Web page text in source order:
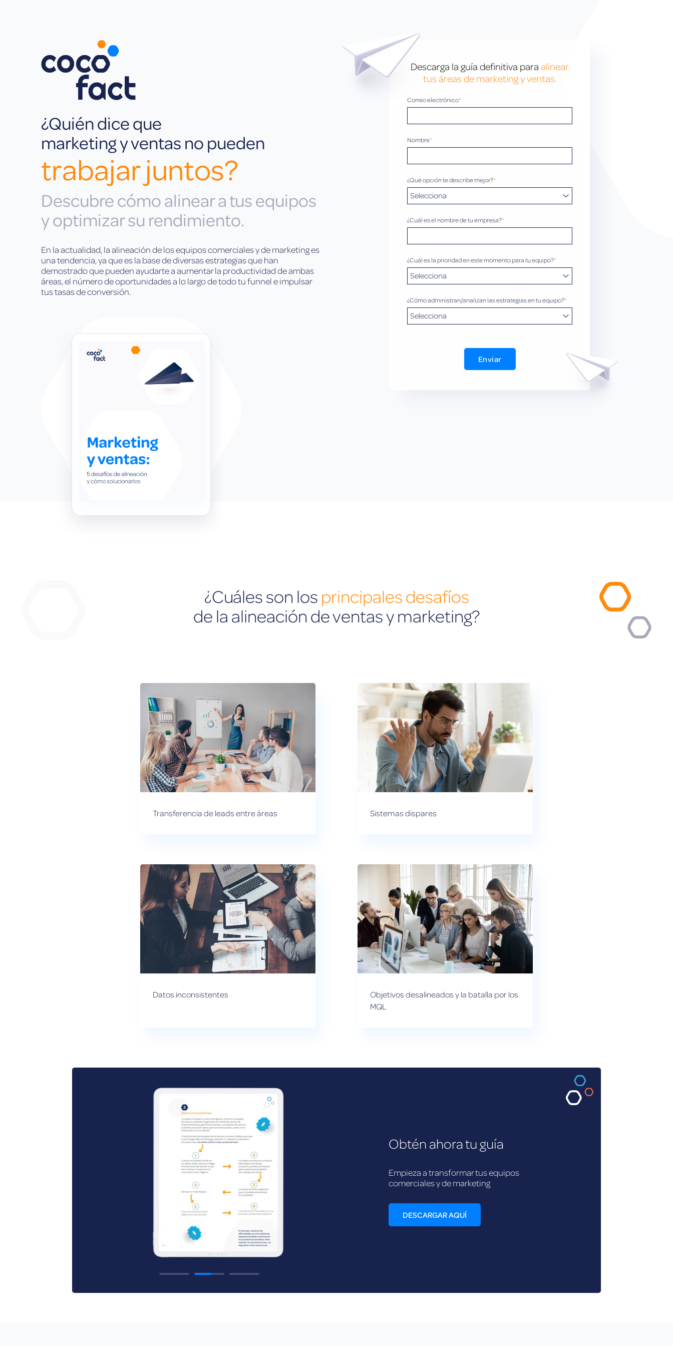
¿Quién dice que
marketing y ventas no pueden
trabajar juntos?
Descubre cómo alinear a tus equipos
y optimizar su rendimiento.
En la actualidad, la alineación de los equipos comerciales y de marketing es
una tendencia, ya que es la base de diversas estrategias que han
demostrado que pueden ayudarte a aumentar la productividad de ambas
áreas, el número de oportunidades a lo largo de todo tu funnel e impulsar
tus tasas de conversión.
Descarga la guía definitiva paraalinear
tus áreas de marketing y ventas.
Correo electrónico*
Nombre*
¿Qué opción te describe mejor?*
¿Cuál es el nombre de tu empresa?*
¿Cuál es la prioridad en este momento para tu equipo?*
¿Cómo administran/analizan las estrategias en tu equipo?*
¿Cuáles son los principales desafíos
de la alineación de ventas y marketing?
Transferencia de leads entre áreas Sistemas dispares
Datos inconsistentes
Objetivos desalineados y la batalla por los
MQL
Obtén ahora tu guía
Empieza a transformar tus equipos
comerciales y de marketing
DESCARGAR AQUÍ